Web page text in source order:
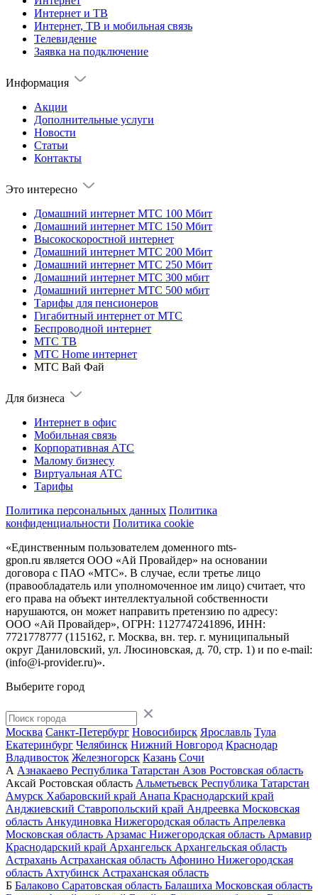
Интернет и ТВ
Интернет, ТВ и мобильная связь
Телевидение
Заявка на подключение
Информация
Акции
Дополнительные услуги
Новости
Статьи
Контакты
Это интересно
Домашний интернет МТС 100 Мбит
Домашний интернет МТС 150 Мбит
Высокоскоростной интернет
Домашний интернет МТС 200 Мбит
Домашний интернет МТС 250 Мбит
Домашний интернет МТС 300 мбит
Домашний интернет МТС 500 мбит
Тарифы для пенсионеров
Гигабитный интернет от МТС
Беспроводной интернет
МТС ТВ
МТС Home интернет
МТС Вай Фай
Для бизнеса
Интернет в офис
Мобильная связь
Корпоративная АТС
Малому бизнесу
Виртуальная АТС
Тарифы
Политика персональных данных Политика
конфиденциальности Политика cookie
«Единственным пользователем доменного mts-
gpon.ru является ООО «Ай Провайдер» на основании
договора с ПАО «МТС». В случае, если третье лицо
(правообладатель или уполномоченное им лицо) считает, что
его права на объект интеллектуальной собственности
нарушаются, он может направить претензию по адресу:
ООО «Ай Провайдер», ОГРН: 1127747241896, ИНН:
7721778777 (115162, г. Москва, вн. тер. г. муниципальный
округ Даниловский, ул. Люсиновская, д. 70, стр. 1) и по e-mail:
(info@i-provider.ru)».
Выберите город
Москва Санкт-Петербург Новосибирск Ярославль Тула
Екатеринбург Челябинск Нижний Новгород Краснодар
Владивосток Железногорск Казань Сочи
А Азнакаево Республика Татарстан Азов Ростовская область
Аксай Ростовская область Альметьевск Республика Татарстан
Амурск Хабаровский край Анапа Краснодарский край
Анджиевский Ставропольский край Андреевка Московская
область Анкудиновка Нижегородская область Апрелевка
Московская область Арзамас Нижегородская область Армавир
Краснодарский край Архангельск Архангельская область
Астрахань Астраханская область Афонино Нижегородская
область Ахтубинск Астраханская область
Б Балаково Саратовская область Балашиха Московская область